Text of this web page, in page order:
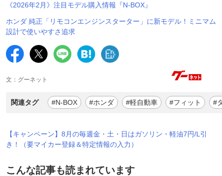
《2026年2月》注目モデル購入情報『N-BOX』
ホンダ 純正「リモコンエンジンスターター」に新モデル！ミニマム
設計で使いやすさ追求
文：グーネット
関連タグ #N-BOX #ホンダ #軽自動車 #フィット #
【キャンペーン】8月の毎週金・土・日はガソリン・軽油7円/L引
き！（要マイカー登録＆特定情報の入力）
こんな記事も読まれています